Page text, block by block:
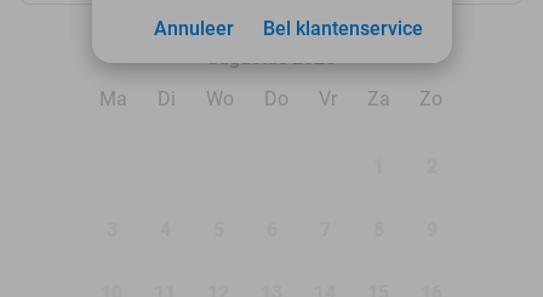
Ma
Di Wo Do Vr Za Zo
Bel klantenservice
Annuleer